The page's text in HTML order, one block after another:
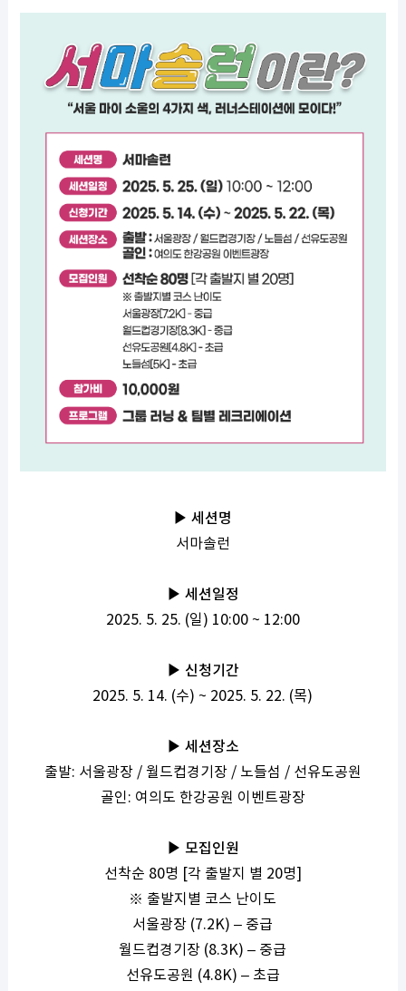
▶ 세션명
서마솔런
▶ 세션일정
2025. 5. 25. (일) 10:00 ~ 12:00
▶ 신청기간
2025. 5. 14. (수) ~ 2025. 5. 22. (목)
▶ 세션장소
출발: 서울광장 / 월드컵경기장 / 노들섬 / 선유도공원
골인: 여의도 한강공원 이벤트광장
▶ 모집인원
선착순 80명 [각 출발지 별 20명]
※ 출발지별 코스 난이도
서울광장 (7.2K) – 중급
월드컵경기장 (8.3K) – 중급
선유도공원 (4.8K) – 초급